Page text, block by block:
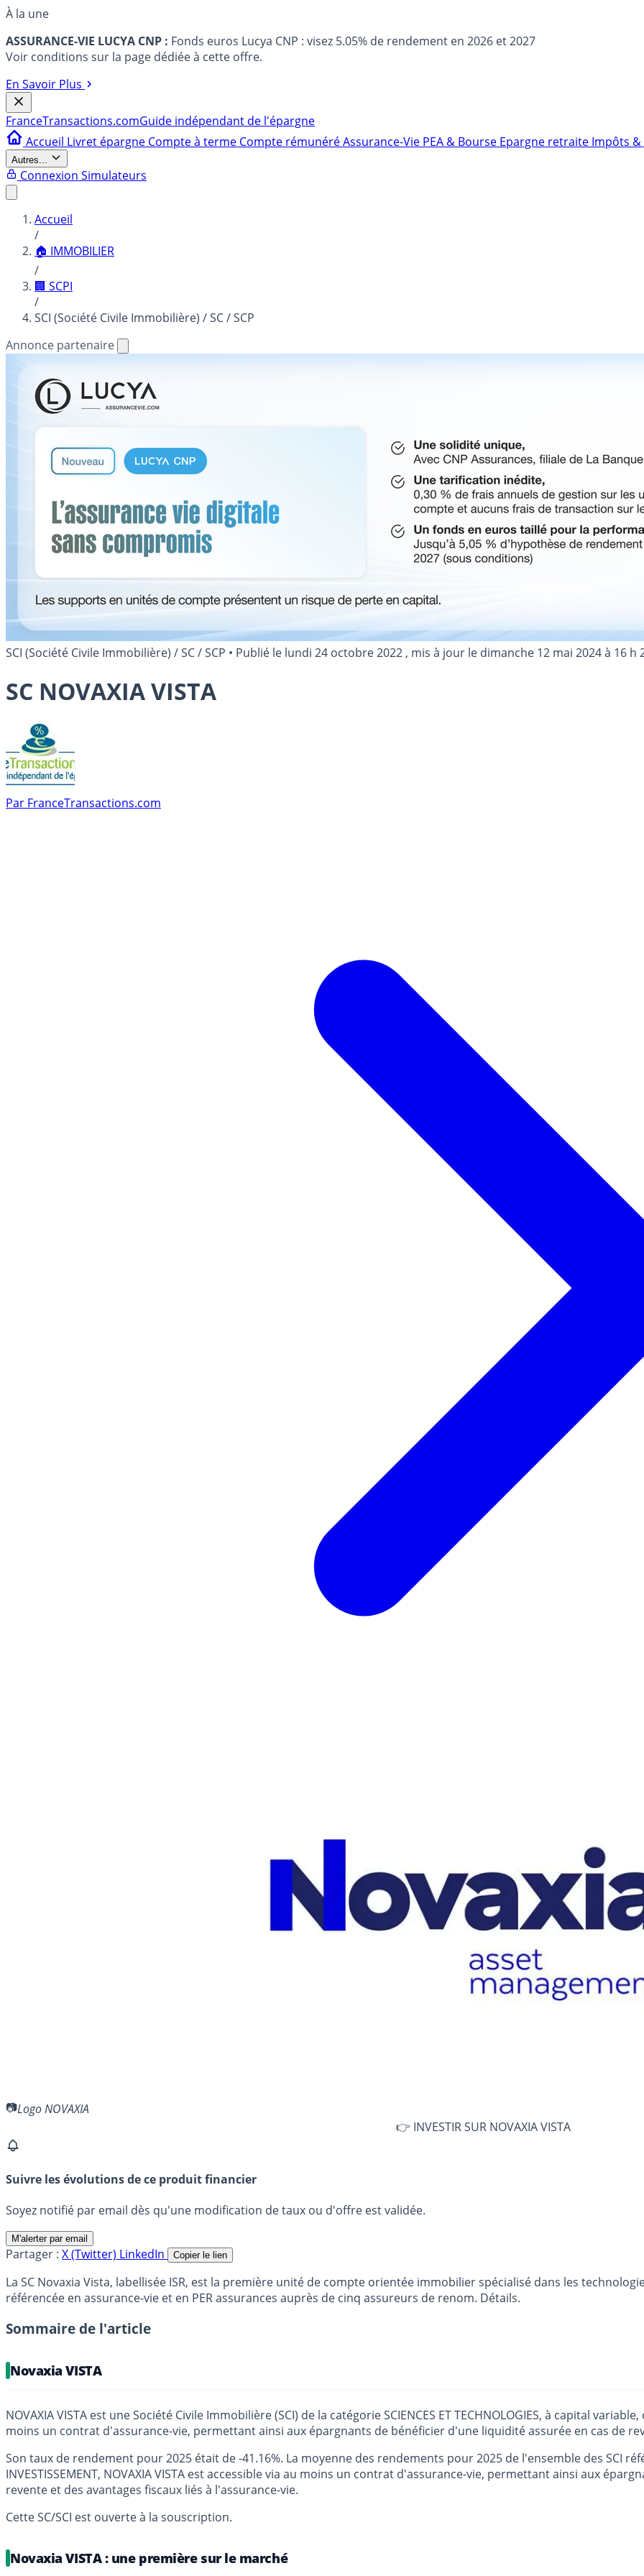
À la une
ASSURANCE-VIE LUCYA CNP : Fonds euros Lucya CNP : visez 5.05% de rendement en 2026 et 2027
Voir conditions sur la page dédiée à cette offre.
En Savoir Plus
FranceTransactions.comGuide indépendant de l'épargne
Accueil Livret épargne Compte à terme Compte rémunéréAssurance-Vie PEA & Bourse Epargne retraite Impôts &
Autres...
Connexion Simulateurs
Accueil
/
🏠 IMMOBILIER
/
🏢 SCPI
/
SCI (Société Civile Immobilière) / SC / SCP
Annonce partenaire
SCI (Société Civile Immobilière) / SC / SCP • Publié le lundi 24 octobre 2022 , mis à jour le dimanche 12 mai 2024 à 16 h
SC NOVAXIA VISTA
Par FranceTransactions.com
Logo NOVAXIA
👉 INVESTIR SUR NOVAXIA VISTA
Suivre les évolutions de ce produit financier
Soyez notifié par email dès qu'une modification de taux ou d'offre est validée.
M'alerter par email
Partager : X (Twitter) LinkedIn Copier le lien
La SC Novaxia Vista, labellisée ISR, est la première unité de compte orientée immobilier spécialisé dans les
référencée en assurance-vie et en PER assurances auprès de cinq assureurs de renom. Détails.
Sommaire de l'article
Novaxia VISTA
NOVAXIA VISTA est une Société Civile Immobilière (SCI) de la catégorie SCIENCES ET TECHNOLOGIES, à capital
moins un contrat d'assurance-vie, permettant ainsi aux épargnants de bénéficier d'une liquidité assurée en cas de
Son taux de rendement pour 2025 était de -41.16%. La moyenne des rendements pour 2025 de l'ensemble des SCI
INVESTISSEMENT, NOVAXIA VISTA est accessible via au moins un contrat d'assurance-vie, permettant ainsi aux
revente et des avantages fiscaux liés à l'assurance-vie.
Cette SC/SCI est ouverte à la souscription.
Novaxia VISTA : une première sur le marché